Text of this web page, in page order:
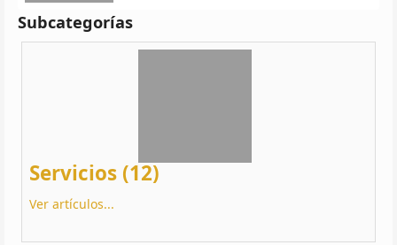
Subcategorías
Servicios (12)
Ver artículos...